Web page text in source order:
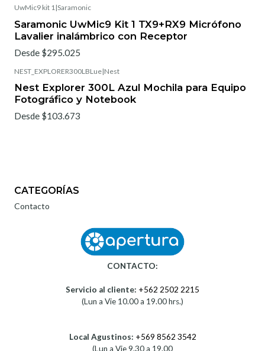
UwMic9 kit 1|Saramonic
Saramonic UwMic9 Kit 1 TX9+RX9 Micrófono
Lavalier inalámbrico con Receptor
Desde $295.025
NEST_EXPLORER300LBLue|Nest
Nest Explorer 300L Azul Mochila para Equipo
Fotográfico y Notebook
Desde $103.673
CATEGORÍAS
Contacto
CONTACTO:
Servicio al cliente: +562 2502 2215
(Lun a Vie 10.00 a 19.00 hrs.)
Local Agustinos: +569 8562 3542
(Lun a Vie 9.30 a 19.00